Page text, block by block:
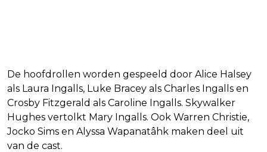
De hoofdrollen worden gespeeld door Alice Halsey
als Laura Ingalls, Luke Bracey als Charles Ingalls en
Crosby Fitzgerald als Caroline Ingalls. Skywalker
Hughes vertolkt Mary Ingalls. Ook Warren Christie,
Jocko Sims en Alyssa Wapanatâhk maken deel uit
van de cast.